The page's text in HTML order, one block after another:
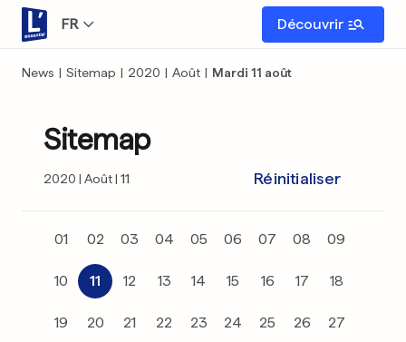
FR Découvrir
News | Sitemap | 2020 | Août | Mardi 11 août
Sitemap
2020 Août 11 Réinitialiser
01 02 03 04 05 06 07 08 09
10 11 12 13 14 15 16 17 18
19 20 21 22 23 24 25 26 27